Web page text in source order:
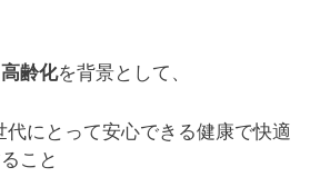
齢化を背景として、
代にとって安心できる健康で快適
こと